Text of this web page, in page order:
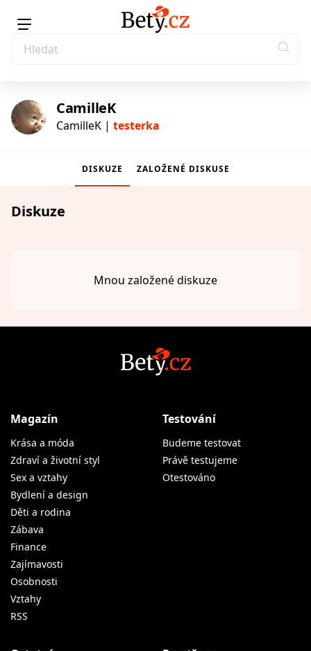
CamilleK
CamilleK | testerka
DISKUZE ZALOŽENÉ DISKUSE
Diskuze
Mnou založené diskuze
Magazín
Krása a móda
Zdraví a životní styl
Sex a vztahy
Bydlení a design
Děti a rodina
Zábava
Finance
Zajímavosti
Osobnosti
Vztahy
RSS
Testování
Budeme testovat
Právě testujeme
Otestováno